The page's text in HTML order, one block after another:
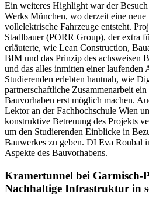
Ein weiteres Highlight war der
Werks München, wo derzeit eine
vollelektrische Fahrzeuge entsteht.
Stadlbauer (PORR Group), der extra
erläuterte, wie Lean Construction,
BIM und das Prinzip des achsweisen
und das alles inmitten einer
Studierenden erlebten hautnah, wie
partnerschaftliche Zusammenarbeit
Bauvorhaben erst möglich machen.
Lektor an der Fachhochschule Wien
konstruktive Betreuung des Projekts
um den Studierenden Einblicke in
Bauwerkes zu geben. DI Eva Roubal
Aspekte des Bauvorhabens.
Kramertunnel bei Garmisch-
Nachhaltige Infrastruktur in